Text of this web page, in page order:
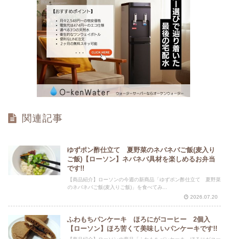
関連記事
ゆずポン酢仕立て 夏野菜のネバネバご飯(麦入り
ご飯)【ローソン】ネバネバ具材を楽しめるお弁当
です!!
【商品紹介】ローソンの今週の新商品「ゆずポン酢仕立て 夏野菜
のネバネバご飯(麦入りご飯)」を食べてみ...
2026.07.20
ふわもちパンケーキ ほろにがコーヒー 2個入
【ローソン】ほろ苦くて美味しいパンケーキです!!